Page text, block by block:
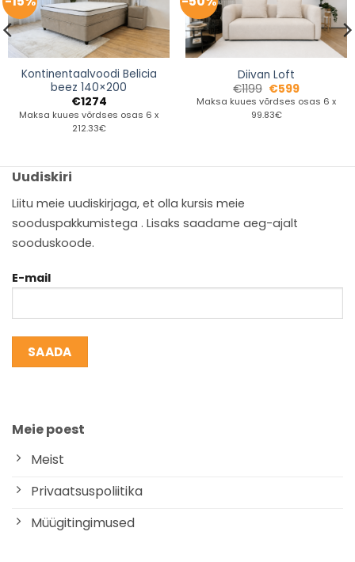
Kontinentaalvoodi Belicia
beez 140×200
€1274
Maksa kuues võrdses osas 6 x
212.33€
Diivan Loft
€1199 €599
Maksa kuues võrdses osas 6 x
99.83€
Uudiskiri
Liitu meie uudiskirjaga, et olla kursis meie
sooduspakkumistega . Lisaks saadame aeg-ajalt
sooduskoode.
E-mail
Meie poest
Meist
Privaatsuspoliitika
Müügitingimused